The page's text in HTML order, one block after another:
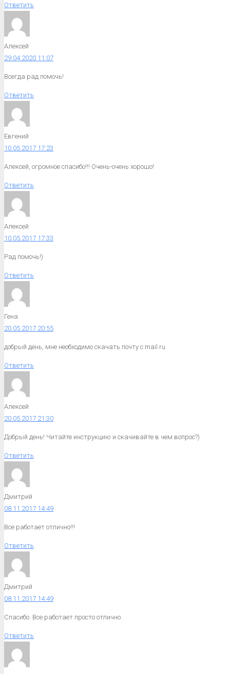
Ответить
Алексей
29.04.2020 11:07
Всегда рад помочь!
Ответить
Евгений
10.05.2017 17:23
Алексей, огромное спасибо!!! Очень-очень хорошо!
Ответить
Алексей
10.05.2017 17:33
Рад помочь!)
Ответить
Гена
20.05.2017 20:55
добрый день, мне необходимо скачать почту с mail.ru
Ответить
Алексей
20.05.2017 21:30
Добрый день! Читайте инструкцию и скачивайте в чем вопрос?)
Ответить
Дмитрий
08.11.2017 14:49
Все работает отлично!!!
Ответить
Дмитрий
08.11.2017 14:49
Спасибо. Все работает просто отлично.
Ответить